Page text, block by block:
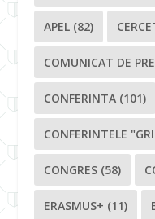
APEL (82)
COMUNICAT DE
CONFERINTA (101)
CONFERINTELE
CONGRES (58)
ERASMUS+ (11)